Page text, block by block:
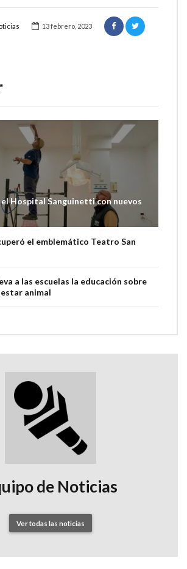
13 febrero, 2023
Hospital Sanguinetti con nuevos
el emblemático Teatro San
a las escuelas la educación sobre
animal
de Noticias
Ver todas las noticias